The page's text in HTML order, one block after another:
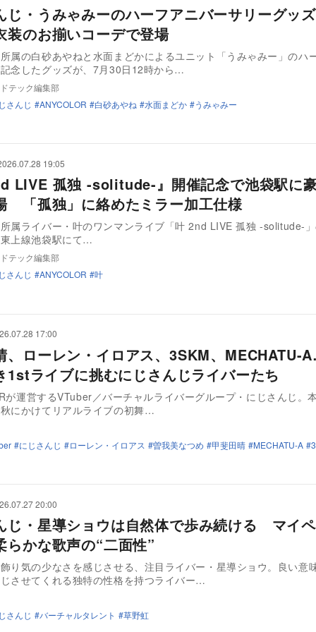
じ・うみゃみーのハーフアニバーサリーグッ
のお揃いコーデで登場
属の白砂あやねと水面まどかによるユニット「うみゃみー」のハ
念したグッズが、7月30日12時から…
テック編集部
さんじ
ANYCOLOR 白砂あやね 水面まどか うみゃみー
19:05
LIVE 孤独 -solitude-』開催記念で池袋駅に
「孤独」に絡めたミラー加工仕様
属ライバー・叶のワンマンライブ「叶 2nd LIVE 孤独 -solitude-
上線池袋駅にて…
テック編集部
さんじ
ANYCOLOR 叶
17:00
、ローレン・イロアス、3SKM、
1stライブに挑むにじさんじライバーたち
が運営するVTuber／バーチャルライバーグループ・にじさんじ。
にかけてリアルライブの初舞…
にじさんじ ローレン・イロアス 曽我美なつめ 甲斐田晴 MECHATU-A
20:00
じ・星導ショウは自然体で歩み続ける マイ
らかな歌声の“二面性”
り気の少なさを感じさせる、注目ライバー・星導ショウ。良い意
させてくれる独特の性格を持つライバー…
さんじ バーチャルタレント 草野虹